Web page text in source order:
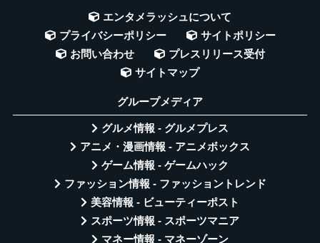
エンタメラッシュについて
プライバシーポリシー
サイトポリシー
お問い合わせ
プレスリリース受付
サイトマップ
グループメディア
グルメ情報 - グルメプレス
アニメ・漫画情報 - アニメボックス
ゲーム情報 - ゲームハック
ファッション情報 - ファッショントレンド
美容情報 - ビューティーポスト
スポーツ情報 - スポーツマニア
マネー情報 - マネーゾーン